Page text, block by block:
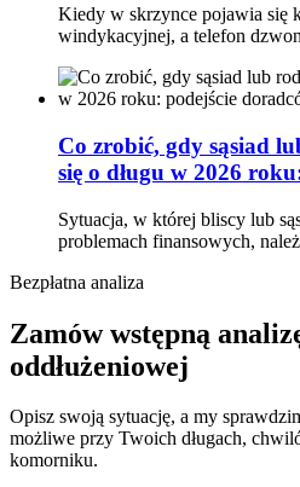
Kiedy w skrzynce pojawia się
windykacyjnej, a telefon
Co zrobić, gdy sąsiad
się o długu w 2026
Sytuacja, w której bliscy lub
problemach finansowych,
Bezpłatna analiza
Zamów wstępną
oddłużeniowej
Opisz swoją sytuację, a my
możliwe przy Twoich długach,
komorniku.